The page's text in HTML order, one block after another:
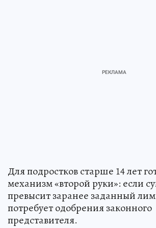
Для подростков старше 14 лет
механизм «второй руки»: если
превысит заранее заданный
потребует одобрения законного
представителя.